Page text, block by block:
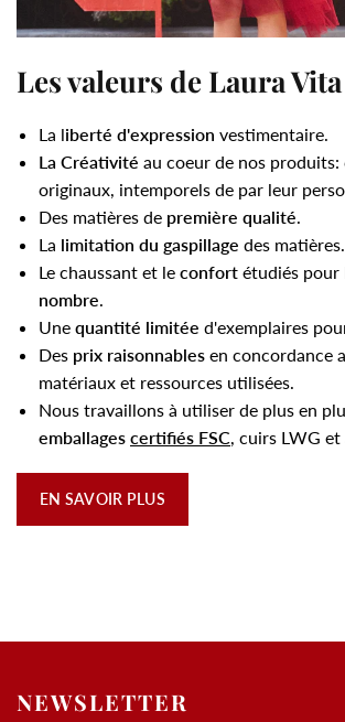
Les valeurs de Laura Vita
La liberté d'expression vestimentaire.
La Créativité au coeur de nos produits:
originaux, intemporels de par leur
Des matières de première qualité.
La limitation du gaspillage des matières.
Le chaussant et le confort étudiés pour
nombre.
Une quantité limitée d'exemplaires
Des prix raisonnables en concordance
matériaux et ressources utilisées.
Nous travaillons à utiliser de plus en
emballages certifiés FSC, cuirs LWG et
EN SAVOIR PLUS
NEWSLETTER